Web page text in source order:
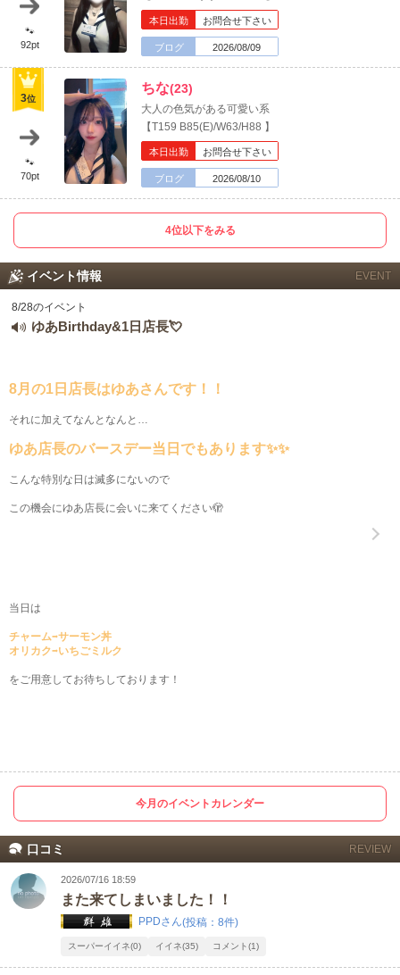
🐾
92pt
本日出勤 お問合せ下さい
ブログ 2026/08/09
3位
🐾
70pt
ちな(23)
大人の色気がある可愛い系
【T159 B85(E)/W63/H88 】
本日出勤 お問合せ下さい
ブログ 2026/08/10
4位以下をみる
イベント情報 EVENT
8/28のイベント
ゆあBirthday&1日店長💘
8月の1日店長はゆあさんです！！
それに加えてなんとなんと…
ゆあ店長のバースデー当日でもあります✨✨
こんな特別な日は滅多にないので
この機会にゆあ店長に会いに来てください🫣
当日は
チャーム➡サーモン丼
オリカク➡いちごミルク
をご用意してお待ちしております！
今月のイベントカレンダー
口コミ REVIEW
2026/07/16 18:59
また来てしまいました！！
PPDさん(投稿：8件)
スーパーイイネ(0) イイネ(35) コメント(1)
このお店をシェアする
お店のURLをコピー
会員ログイン
北海道
甲信越
東海